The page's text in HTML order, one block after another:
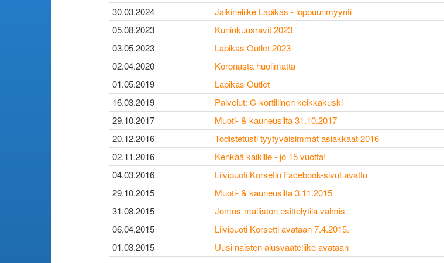
30.03.2024
Jalkineliike Lapikas - loppuunmyynti
05.08.2023
Kuninkuusravit 2023
03.05.2023
Lapikas Outlet 2023
02.04.2020
Koronasta huolimatta
01.05.2019
Lapikas Outlet
16.03.2019
Palvelut: C-kortillinen keikkakuski
29.10.2017
Muoti- & kauneusilta 31.10.2017
20.12.2016
Todistetusti tyytyväisimmät asiakkaat 2016
02.11.2016
Kenkää kaikille - jo 15 vuotta!
04.03.2016
Liivipuoti Korsetin Facebook-sivut avattu
29.10.2015
Muoti- & kauneusilta 3.11.2015
31.08.2015
Jomos-malliston esittelytila valmis
06.04.2015
Liivipuoti Korsetti avataan 7.4.2015.
01.03.2015
Uusi naisten alusvaateliike avataan